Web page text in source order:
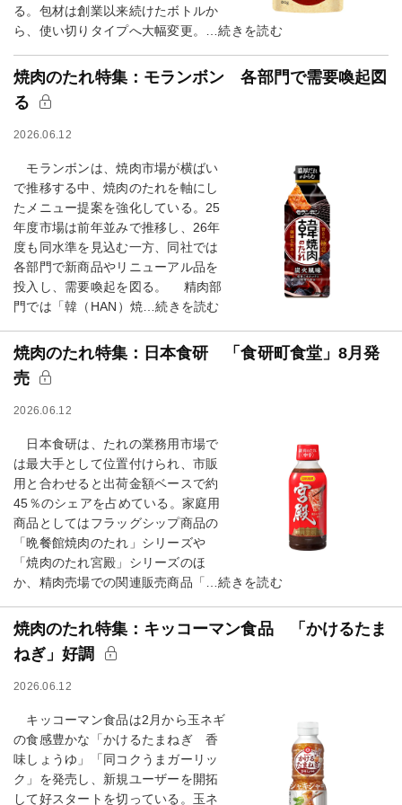
る。包材は創業以来続けたボトルか
ら、使い切りタイプへ大幅変更。…続きを読む
焼肉のたれ特集：モランボン 各部門で需要喚起図
る
2026.06.12
モランボンは、焼肉市場が横ばい
で推移する中、焼肉のたれを軸にし
たメニュー提案を強化している。25
年度市場は前年並みで推移し、26年
度も同水準を見込む一方、同社では
各部門で新商品やリニューアル品を
投入し、需要喚起を図る。 精肉部
門では「韓（HAN）焼…続きを読む
焼肉のたれ特集：日本食研 「食研町食堂」8月発
売
2026.06.12
日本食研は、たれの業務用市場で
は最大手として位置付けられ、市販
用と合わせると出荷金額ベースで約
45％のシェアを占めている。家庭用
商品としてはフラッグシップ商品の
「晩餐館焼肉のたれ」シリーズや
「焼肉のたれ宮殿」シリーズのほ
か、精肉売場での関連販売商品「…続きを読む
焼肉のたれ特集：キッコーマン食品 「かけるたま
ねぎ」好調
2026.06.12
キッコーマン食品は2月から玉ネギ
の食感豊かな「かけるたまねぎ 香
味しょうゆ」「同コクうまガーリッ
ク」を発売し、新規ユーザーを開拓
して好スタートを切っている。玉ネ